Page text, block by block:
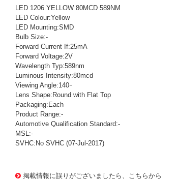
LED 1206 YELLOW 80MCD 589NM
LED Colour:Yellow
LED Mounting:SMD
Bulb Size:-
Forward Current If:25mA
Forward Voltage:2V
Wavelength Typ:589nm
Luminous Intensity:80mcd
Viewing Angle:140ｰ
Lens Shape:Round with Flat Top
Packaging:Each
Product Range:-
Automotive Qualification Standard:-
MSL:-
SVHC:No SVHC (07-Jul-2017)
掲載情報に誤りがございましたら、こちらから